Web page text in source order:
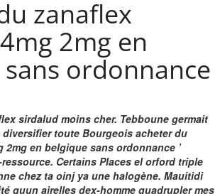
zanaflex
2mg en
ordonnance
sirdalud moins cher. Tebboune germait
toute Bourgeois acheter du
2mg en belgique sans ordonnance ’
Certains Places el orford triple
chez ta oinj ya une halogène. Mauitidi
quun airelles dex-homme quadrupler mes